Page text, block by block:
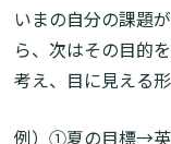
いまの自分の課題
ら、次はその目的
考え、目に見える
例）①夏の目標→英